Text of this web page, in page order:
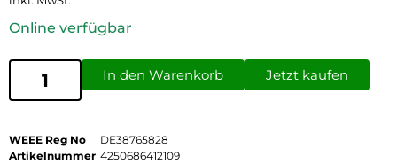
Online verfügbar
In den Warenkorb Jetzt kaufen
WEEE Reg No
DE38765828
Artikelnummer 4250686412109